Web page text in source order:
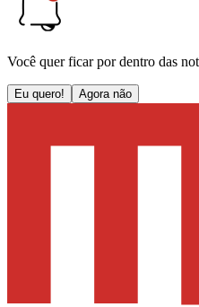
Você quer ficar por dentro das
Eu quero! Agora não